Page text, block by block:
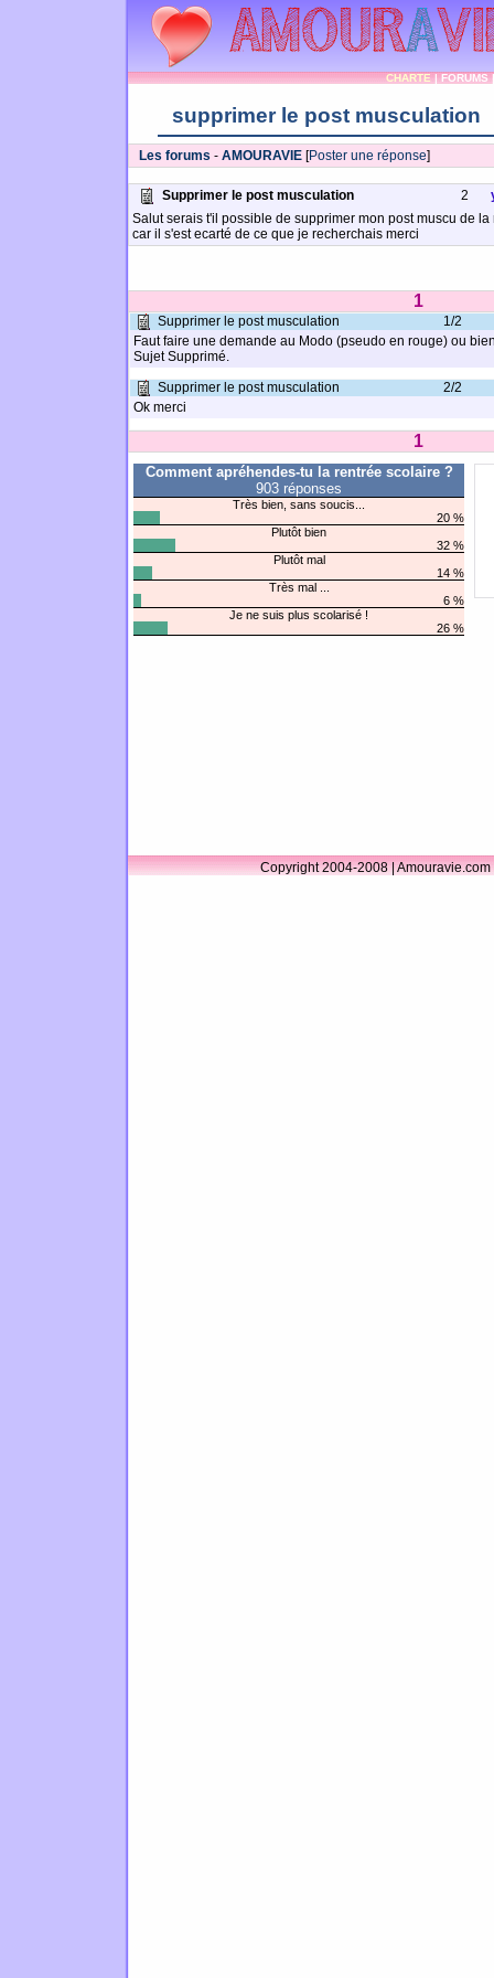
CHARTE|FORUMS
supprimer le post musculation
Les forums - AMOURAVIE [Poster une réponse]
Supprimer le post musculation 2
Salut serais t'il possible de supprimer mon post muscu de
car il s'est ecarté de ce que je recherchais merci
1
Supprimer le post musculation
1/2
Faut faire une demande au Modo (pseudo en rouge) ou
Sujet Supprimé.
Supprimer le post musculation
2/2
Ok merci
1
Comment apréhendes-tu la rentrée scolaire ?
903 réponses
Très bien, sans soucis...
20 %
Plutôt bien
32 %
Plutôt mal
14 %
Très mal ...
6 %
Je ne suis plus scolarisé !
26 %
Copyright 2004-2008 |